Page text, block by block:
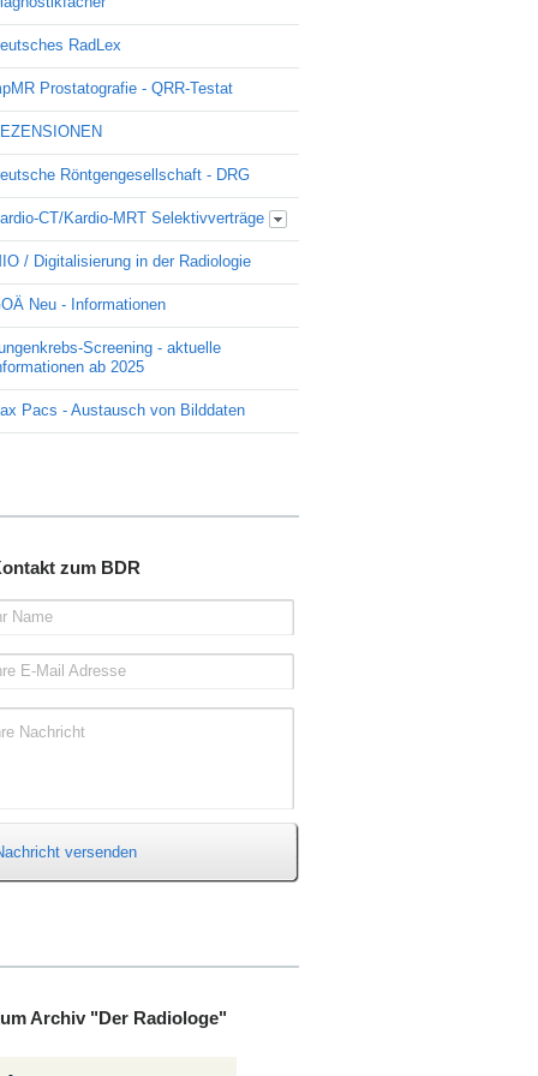
RadLex
Prostatografie - QRR-Testat
Röntgengesellschaft - DRG
CT/Kardio-MRT Selektivverträge
/ Digitalisierung in der Radiologie
Neu - Informationen
Screening - aktuelle
ab 2025
Pacs - Austausch von Bilddaten
zum BDR
Name
E-Mail Adresse
Nachricht
versenden
Archiv "Der Radiologe"